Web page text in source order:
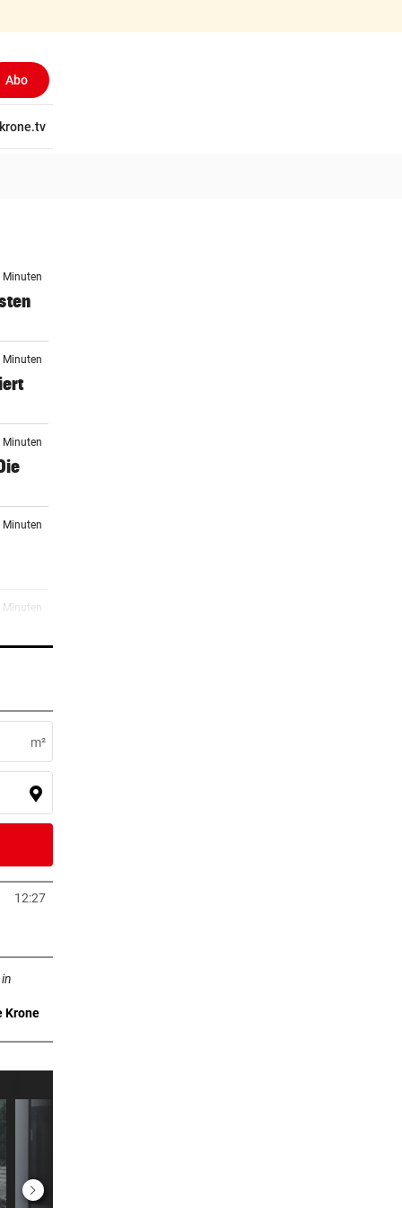
Abo
krone.tv
Minuten
Minuten
Minuten
Minuten
Minuten
Minuten
Stunde
Stunde
m²
12:27
Tab öffnen
neuem Tab öffnen
Krone